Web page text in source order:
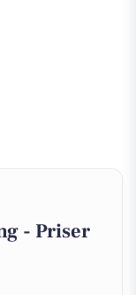
- Priser